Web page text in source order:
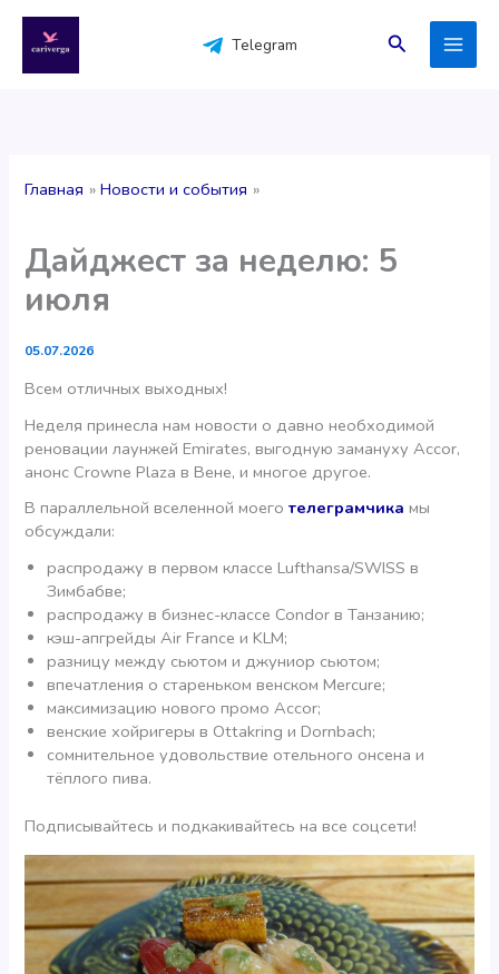
содержимому
Telegram Поиск
Главная Новости и события
Дайджест за неделю: 5
июля
05.07.2026
Всем отличных выходных!
Неделя принесла нам новости о давно необходимой
реновации лаунжей Emirates, выгодную замануху Accor,
анонс Crowne Plaza в Вене, и многое другое.
В параллельной вселенной моеготелеграмчика мы
обсуждали:
распродажу в первом классе Lufthansa/SWISS в
Зимбабве;
распродажу в бизнес-классе Condor в Танзанию;
кэш-апгрейды Air France и KLM;
разницу между сьютом и джуниор сьютом;
впечатления о стареньком венском Mercure;
максимизацию нового промо Accor;
венские хойригеры в Ottakring и Dornbach;
сомнительное удовольствие отельного онсена и
тёплого пива.
Подписывайтесь и подкакивайтесь на все соцсети!